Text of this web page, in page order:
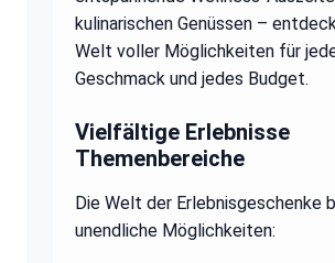
kulinarischen Genüssen –
Welt voller Möglichkeiten für
Geschmack und jedes Budget.
Vielfältige Erlebnisse
Themenbereiche
Die Welt der Erlebnisgeschenke
unendliche Möglichkeiten: